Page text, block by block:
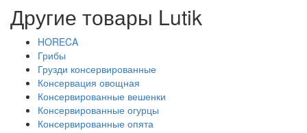
Другие товары Lutik
HORECA
Грибы
Грузди консервированные
Консервация овощная
Консервированные вешенки
Консервированные огурцы
Консервированные опята